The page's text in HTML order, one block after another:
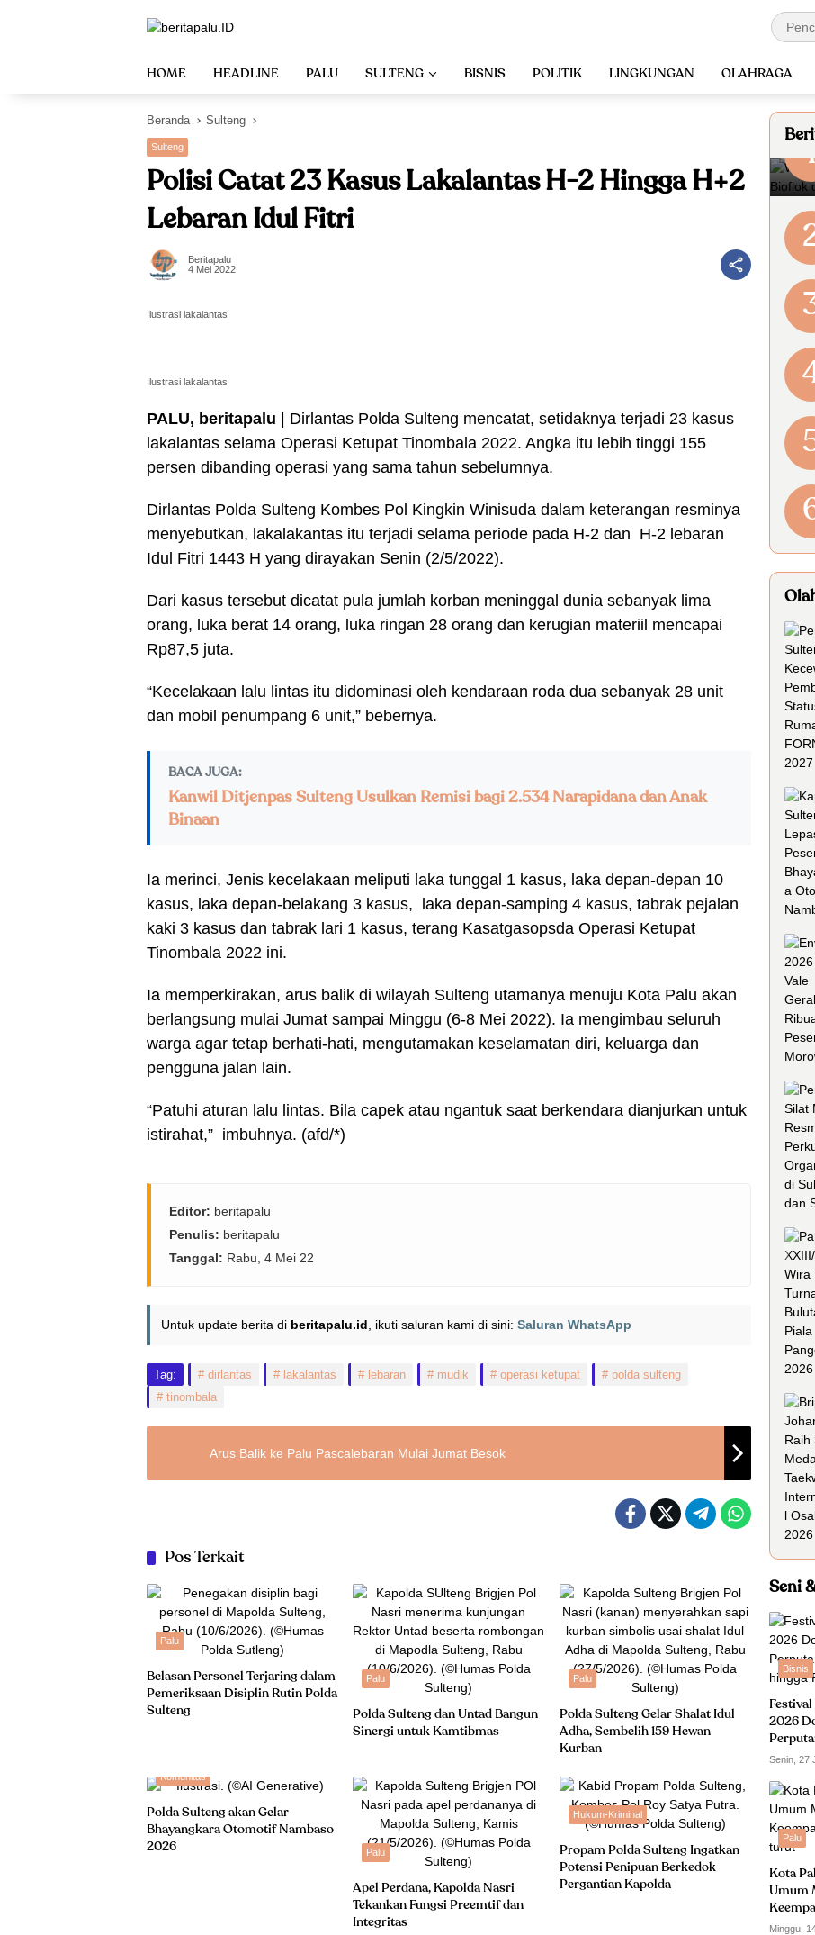
HOME HEADLINE PALU SULTENG BISNIS POLITIK LINGKUNGAN OLAHRAGA
Beranda Sulteng
Sulteng
Polisi Catat 23 Kasus Lakalantas H-2 Hingga H+2
Lebaran Idul Fitri
Beritapalu
4 Mei 2022
Ilustrasi lakalantas
Ilustrasi lakalantas
PALU, beritapalu | Dirlantas Polda Sulteng mencatat, setidaknya terjadi 23 kasus
lakalantas selama Operasi Ketupat Tinombala 2022. Angka itu lebih tinggi 155
persen dibanding operasi yang sama tahun sebelumnya.
Dirlantas Polda Sulteng Kombes Pol Kingkin Winisuda dalam keterangan resminya
menyebutkan, lakalakantas itu terjadi selama periode pada H-2 dan H-2 lebaran
Idul Fitri 1443 H yang dirayakan Senin (2/5/2022).
Dari kasus tersebut dicatat pula jumlah korban meninggal dunia sebanyak lima
orang, luka berat 14 orang, luka ringan 28 orang dan kerugian materiil mencapai
Rp87,5 juta.
“Kecelakaan lalu lintas itu didominasi oleh kendaraan roda dua sebanyak 28 unit
dan mobil penumpang 6 unit,” bebernya.
BACA JUGA:
Kanwil Ditjenpas Sulteng Usulkan Remisi bagi 2.534 Narapidana dan Anak
Binaan
Ia merinci, Jenis kecelakaan meliputi laka tunggal 1 kasus, laka depan-depan 10
kasus, laka depan-belakang 3 kasus, laka depan-samping 4 kasus, tabrak pejalan
kaki 3 kasus dan tabrak lari 1 kasus, terang Kasatgasopsda Operasi Ketupat
Tinombala 2022 ini.
Ia memperkirakan, arus balik di wilayah Sulteng utamanya menuju Kota Palu akan
berlangsung mulai Jumat sampai Minggu (6-8 Mei 2022). Ia mengimbau seluruh
warga agar tetap berhati-hati, mengutamakan keselamatan diri, keluarga dan
pengguna jalan lain.
“Patuhi aturan lalu lintas. Bila capek atau ngantuk saat berkendara dianjurkan untuk
istirahat,” imbuhnya. (afd/*)
Editor: beritapalu
Penulis: beritapalu
Tanggal: Rabu, 4 Mei 22
Untuk update berita di beritapalu.id , ikuti saluran kami di sini: Saluran WhatsApp
Tag: dirlantas lakalantas lebaran mudik operasi ketupat
polda sulteng
tinombala
Arus Balik ke Palu Pascalebaran Mulai Jumat Besok
Pos Terkait
Palu
Belasan Personel Terjaring dalam
Pemeriksaan Disiplin Rutin Polda
Sulteng
Palu
Polda Sulteng dan Untad Bangun
Sinergi untuk Kamtibmas
Palu
Polda Sulteng Gelar Shalat Idul
Adha, Sembelih 159 Hewan
Kurban
Komunitas
Polda Sulteng akan Gelar
Bhayangkara Otomotif Nambaso
2026
Palu
Apel Perdana, Kapolda Nasri
Tekankan Fungsi Preemtif dan
Integritas
Hukum-Kriminal
Propam Polda Sulteng Ingatkan
Potensi Penipuan Berkedok
Pergantian Kapolda
Seni
Bisnis
2026
hingga
Senin, 27
Palu
Kota
Umum
turut
Minggu,